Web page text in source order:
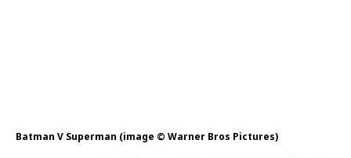
Batman V Superman (image © Warner Bros Pictures)